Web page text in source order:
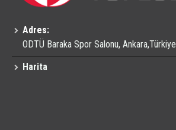
Adres:
ODTÜ Baraka Spor Salonu, Ankara,Türkiye
Harita